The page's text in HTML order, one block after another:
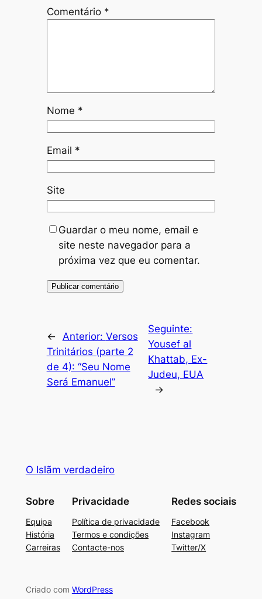
Comentário *
Nome *
Email *
Site
Guardar o meu nome, email e
site neste navegador para a
próxima vez que eu comentar.
← Anterior: Versos
Trinitários (parte 2
de 4): “Seu Nome
Será Emanuel”
Seguinte:
Yousef al
Khattab, Ex-
Judeu, EUA
→
O Islãm verdadeiro
Sobre
Equipa
História
Carreiras
Privacidade
Política de privacidade
Termos e condições
Contacte-nos
Redes sociais
Facebook
Instagram
Twitter/X
Criado com WordPress